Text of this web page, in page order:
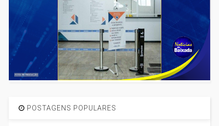
POSTAGENS POPULARES